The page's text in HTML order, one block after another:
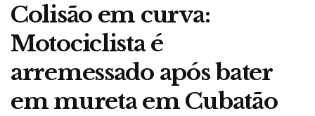
Colisão em curva:
Motociclista é
arremessado após bater
em mureta em Cubatão